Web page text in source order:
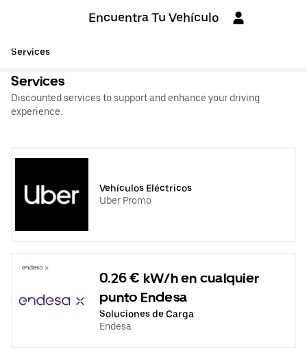
Encuentra Tu Vehículo
Services
Services
Discounted services to support and enhance your driving
experience.
Vehículos Eléctricos
Uber Promo
0.26 € kW/h en cualquier
punto Endesa
Soluciones de Carga
Endesa